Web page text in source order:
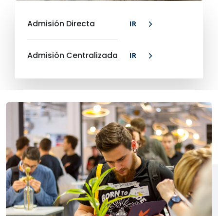
Admisión Directa IR
Admisión Centralizada IR